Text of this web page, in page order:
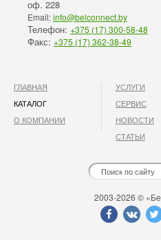
оф. 228
Email:info@belconnect.by
Телефон: +375 (17) 300-58-48
Факс: +375 (17) 362-38-49
ГЛАВНАЯ
КАТАЛОГ
О КОМПАНИИ
УСЛУГИ
СЕРВИС
НОВОСТИ
СТАТЬИ
2003-2026 ©